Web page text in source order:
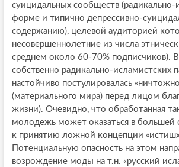
суицидальных сообществ (радикально-
форме и типично депрессивно-
содержанию), целевой аудиторией
несовершеннолетние из числа
среднем около 60-70% подписчиков). В
собственно радикально-исламистских
настойчиво постулировалась
(материального мира) перед лицом
жизни). Очевидно, что обработанная
молодежь может оказаться в большей
к принятию ложной концепции
Потенциальную опасность на этом
возрождение моды на т.н. «русский